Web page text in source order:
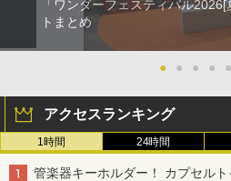
「ワンダーフェスティバル
トまとめ
● ● ● ● ●
アクセスランキング
1時間 24時間
管楽器キーホルダー！ カプセル